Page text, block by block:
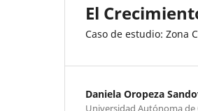
El
Caso de estudio: Zona
Daniela Oropeza
Universidad Autónoma